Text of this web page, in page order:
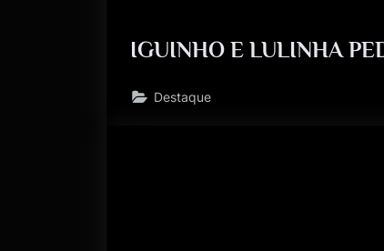
IGUINHO E LULINHA
Destaque